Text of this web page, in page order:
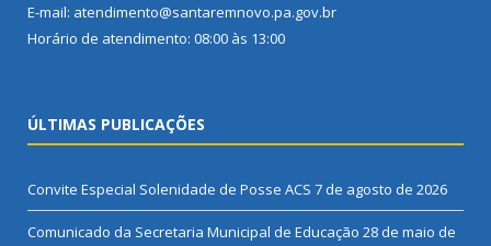
E-mail: atendimento@santaremnovo.pa.gov.br
Horário de atendimento: 08:00 às 13:00
ÚLTIMAS PUBLICAÇÕES
Convite Especial Solenidade de Posse ACS 7 de agosto de 2026
Comunicado da Secretaria Municipal de Educação 28 de maio de